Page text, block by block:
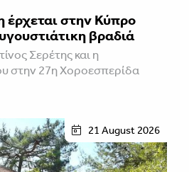
στην Κύπρο
βραδιά
Σερέτης και η
στην 27η Χοροεσπερίδα
21 August 2026